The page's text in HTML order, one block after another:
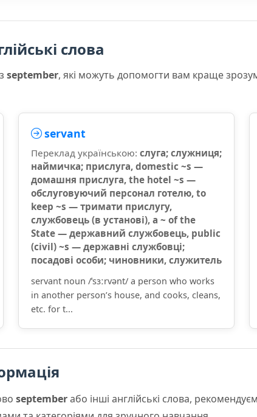
слова
september, які можуть допомогти вам краще
servant
Переклад українською: слуга; служниця;
наймичка; прислуга, domestic ~s —
домашня прислуга, the hotel ~s —
обслуговуючий персонал готелю, to
keep ~s — тримати прислугу,
службовець (в установі), a ~ of the
State — державний службовець, public
(civil) ~s — державні службовці;
посадові особи; чиновники, служитель
servant noun /ˈsɜːrvənt/ a person who works
in another person’s house, and cooks, cleans,
etc. for t...
septemberабо інші англійські слова,